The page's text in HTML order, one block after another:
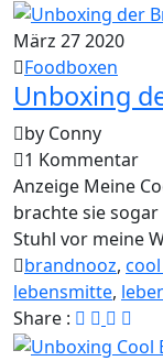
März 272020
Foodboxen
Unboxing
by Conny
1 Kommentar
Anzeige Meine
brachte sie
Stuhl vor meine
brandnooz,
lebensmitte,
Share :